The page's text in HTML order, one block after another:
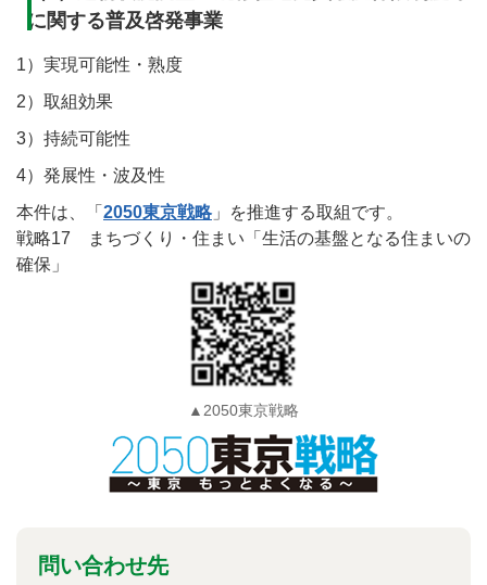
に関する普及啓発事業
1）実現可能性・熟度
2）取組効果
3）持続可能性
4）発展性・波及性
本件は、「 2050東京戦略」を推進する取組です。
戦略17 まちづくり・住まい「生活の基盤となる住まいの
確保」
▲2050東京戦略
問い合わせ先